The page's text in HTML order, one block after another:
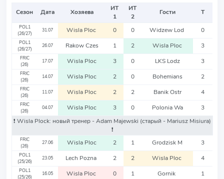
Сезон Дата Хозяева
ИТ
1
ИТ
2
Гости Т
POL1
(26/27)
31.07 Wisla Ploc 0 0 Widzew Lod 0
POL1
(26/27)
26.07 Rakow Czes 1 2 Wisla Ploc 3
FRIC
(26)
17.07 Wisla Ploc 3 0 LKS Lodz 3
FRIC
(26)
14.07 Wisla Ploc 2 0 Bohemians 2
FRIC
(26)
11.07 Wisla Ploc 2 2 Banik Ostr 4
FRIC
(26)
04.07 Wisla Ploc 3 0 Polonia Wa
3
❗️ Wisla Plock: новый тренер - Adam Majewski (старый - Mariusz Misiura)
❗️
FRIC
(26)
27.06 Wisla Ploc 2 1 Grodzisk M 3
POL1
(25/26)
23.05 Lech Pozna 2 2 Wisla Ploc 4
POL1
(25/26)
16.05 Wisla Ploc 0 1 Gornik 1